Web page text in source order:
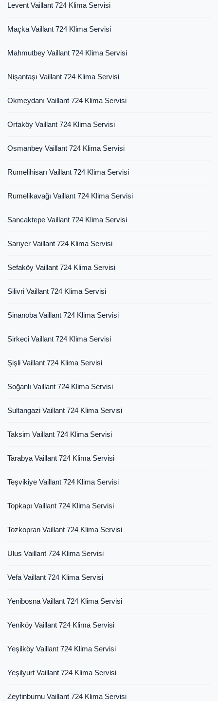
Levent Vaillant 724 Klima Servisi
Maçka Vaillant 724 Klima Servisi
Mahmutbey Vaillant 724 Klima Servisi
Nişantaşı Vaillant 724 Klima Servisi
Okmeydanı Vaillant 724 Klima Servisi
Ortaköy Vaillant 724 Klima Servisi
Osmanbey Vaillant 724 Klima Servisi
Rumelihisarı Vaillant 724 Klima Servisi
Rumelikavağı Vaillant 724 Klima Servisi
Sancaktepe Vaillant 724 Klima Servisi
Sarıyer Vaillant 724 Klima Servisi
Sefaköy Vaillant 724 Klima Servisi
Silivri Vaillant 724 Klima Servisi
Sinanoba Vaillant 724 Klima Servisi
Sirkeci Vaillant 724 Klima Servisi
Şişli Vaillant 724 Klima Servisi
Soğanlı Vaillant 724 Klima Servisi
Sultangazi Vaillant 724 Klima Servisi
Taksim Vaillant 724 Klima Servisi
Tarabya Vaillant 724 Klima Servisi
Teşvikiye Vaillant 724 Klima Servisi
Topkapı Vaillant 724 Klima Servisi
Tozkopran Vaillant 724 Klima Servisi
Ulus Vaillant 724 Klima Servisi
Vefa Vaillant 724 Klima Servisi
Yenibosna Vaillant 724 Klima Servisi
Yeniköy Vaillant 724 Klima Servisi
Yeşilköy Vaillant 724 Klima Servisi
Yeşilyurt Vaillant 724 Klima Servisi
Zeytinburnu Vaillant 724 Klima Servisi